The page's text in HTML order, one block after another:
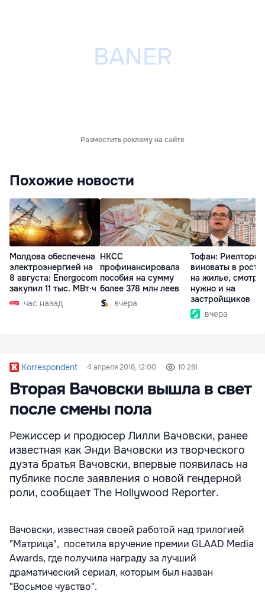
Разместить рекламу на сайте
Похожие новости
Молдова обеспечена
электроэнергией на
8 августа: Energocom
закупил 11 тыс. МВт·ч
час назад
НКСС
профинансировала
пособия на сумму
более 378 млн леев
вчера
Тофан: Риелторы
виноваты в росте
на жилье,
нужно и на
застройщиков
вчера
Korrespondent 4 апреля 2016, 12:00 10 281
Вторая Вачовски вышла в свет
после смены пола
Режиссер и продюсер Лилли Вачовски, ранее
известная как Энди Вачовски из творческого
дуэта братья Вачовски, впервые появилась на
публике после заявления о новой гендерной
роли, сообщает The Hollywood Reporter.
Вачовски, известная своей работой над трилогией
"Матрица", посетила вручение премии GLAAD Media
Awards, где получила награду за лучший
драматический сериал, которым был назван
"Восьмое чувство".